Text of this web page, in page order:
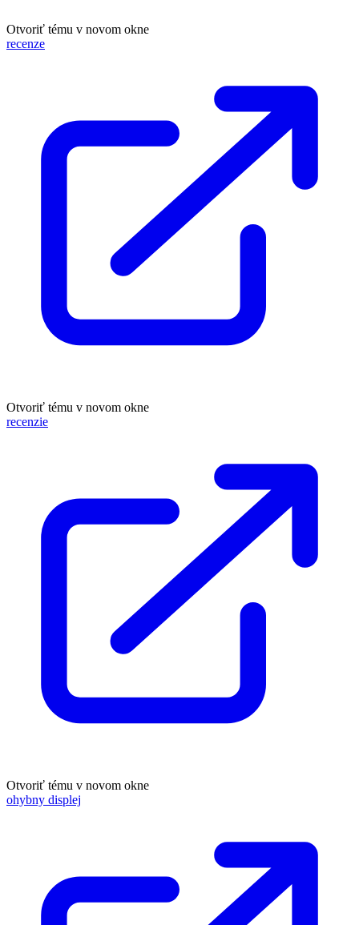
Otvoriť tému v novom okne
recenze
Otvoriť tému v novom okne
recenzie
Otvoriť tému v novom okne
ohybny displej